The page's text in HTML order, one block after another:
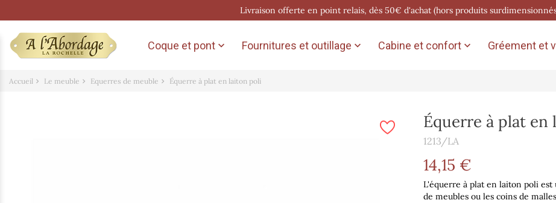
Livraison offerte en point relais, dès 50€ d'achat (hors produits
Coque et pont  Fournitures et outillage  Cabine et confort  Gréement et
Accueil Le meuble Equerres de meuble Équerre à plat en laiton poli
Équerre à plat en
1213/LA
14,15 €
L'équerre à plat en laiton poli
de meubles ou les coins de